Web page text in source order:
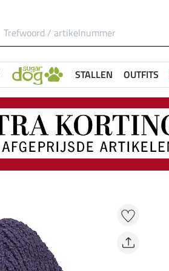
STALLEN OUTFITS